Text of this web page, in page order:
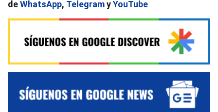
deWhatsApp, TelegramyYouTube